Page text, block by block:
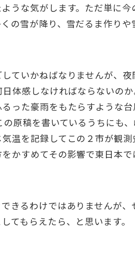
うな気がします。ただ単に
の雪が降り、雪だるま作り
ていかねばなりませんが、
体感しなければならないの
った豪雨をもたらすような
原稿を書いているうちにも
温を記録してこの２市が観
かすめてその影響で東日本
きるわけではありませんが
てもらえたら、と思います。